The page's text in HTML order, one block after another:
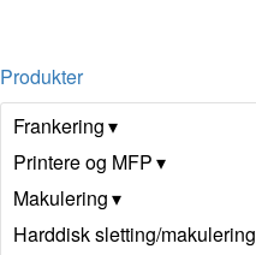
Produkter
Frankering
Printere og MFP
Makulering
Harddisk sletting/makulering